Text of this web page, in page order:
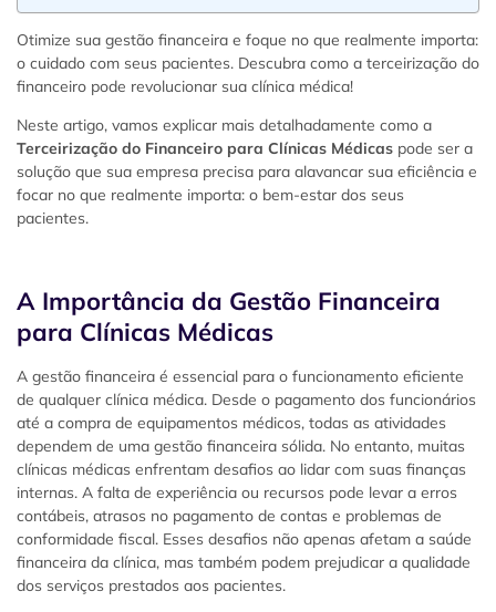
Otimize sua gestão financeira e foque no que realmente importa:
o cuidado com seus pacientes. Descubra como a terceirização do
financeiro pode revolucionar sua clínica médica!
Neste artigo, vamos explicar mais detalhadamente como a
Terceirização do Financeiro para Clínicas Médicas pode ser a
solução que sua empresa precisa para alavancar sua eficiência e
focar no que realmente importa: o bem-estar dos seus
pacientes.
A Importância da Gestão Financeira
para Clínicas Médicas
A gestão financeira é essencial para o funcionamento eficiente
de qualquer clínica médica. Desde o pagamento dos funcionários
até a compra de equipamentos médicos, todas as atividades
dependem de uma gestão financeira sólida. No entanto, muitas
clínicas médicas enfrentam desafios ao lidar com suas finanças
internas. A falta de experiência ou recursos pode levar a erros
contábeis, atrasos no pagamento de contas e problemas de
conformidade fiscal. Esses desafios não apenas afetam a saúde
financeira da clínica, mas também podem prejudicar a qualidade
dos serviços prestados aos pacientes.